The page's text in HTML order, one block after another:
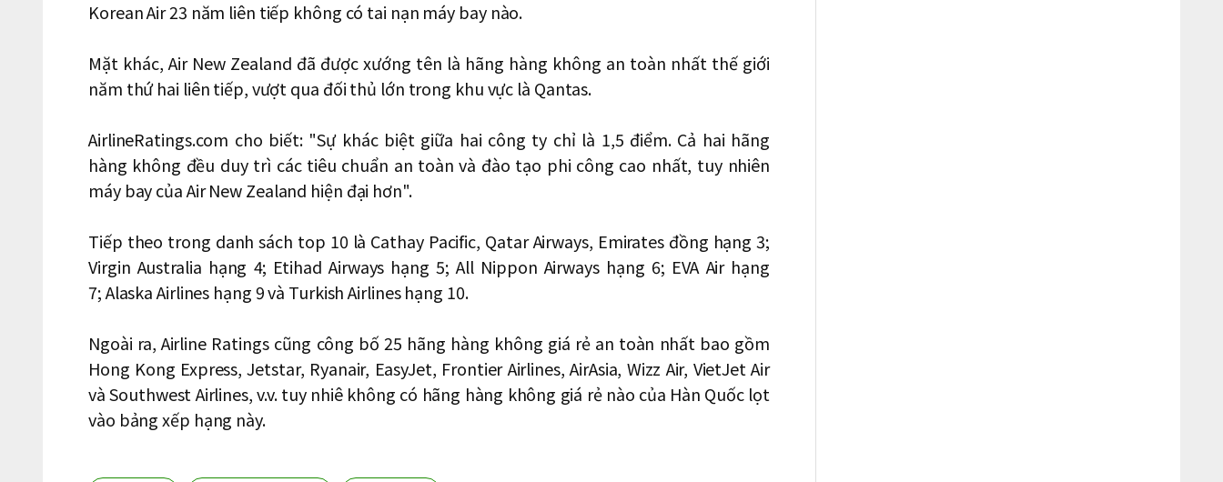
Korean Air 23 năm liên tiếp không có tai nạn máy bay nào.
Mặt khác, Air New Zealand đã được xướng tên là hãng hàng không an toàn nhất thế giới
năm thứ hai liên tiếp, vượt qua đối thủ lớn trong khu vực là Qantas.
AirlineRatings.com cho biết: "Sự khác biệt giữa hai công ty chỉ là 1,5 điểm. Cả hai hãng
hàng không đều duy trì các tiêu chuẩn an toàn và đào tạo phi công cao nhất, tuy nhiên
máy bay của Air New Zealand hiện đại hơn".
Tiếp theo trong danh sách top 10 là Cathay Pacific, Qatar Airways, Emirates đồng hạng 3;
Virgin Australia hạng 4; Etihad Airways hạng 5; All Nippon Airways hạng 6; EVA Air hạng
7; Alaska Airlines hạng 9 và Turkish Airlines hạng 10.
Ngoài ra, Airline Ratings cũng công bố 25 hãng hàng không giá rẻ an toàn nhất bao gồm
Hong Kong Express, Jetstar, Ryanair, EasyJet, Frontier Airlines, AirAsia, Wizz Air, VietJet Air
và Southwest Airlines, v.v. tuy nhiê không có hãng hàng không giá rẻ nào của Hàn Quốc lọt
vào bảng xếp hạng này.